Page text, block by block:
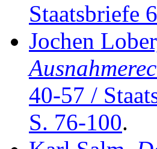
Staatsbriefe
Jochen
40-57 /
S. 76-100.